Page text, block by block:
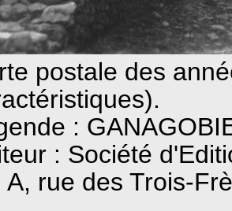
postale des
:
: Société
rue des Trois-